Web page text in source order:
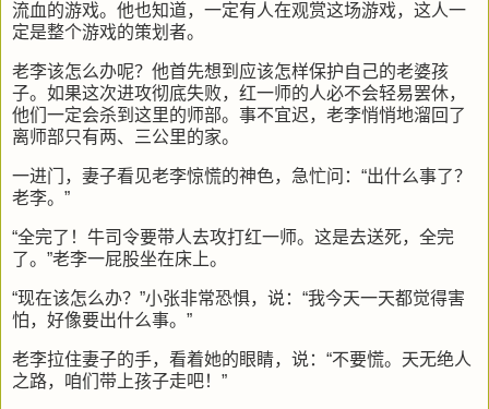
流血的游戏。他也知道，一定有人在观赏这场游戏，这人一
定是整个游戏的策划者。
老李该怎么办呢？他首先想到应该怎样保护自己的老婆孩
子。如果这次进攻彻底失败，红一师的人必不会轻易罢休，
他们一定会杀到这里的师部。事不宜迟，老李悄悄地溜回了
离师部只有两、三公里的家。
一进门，妻子看见老李惊慌的神色，急忙问：“出什么事了？
老李。”
“全完了！牛司令要带人去攻打红一师。这是去送死，全完
了。”老李一屁股坐在床上。
“现在该怎么办？”小张非常恐惧，说：“我今天一天都觉得害
怕，好像要出什么事。”
老李拉住妻子的手，看着她的眼睛，说：“不要慌。天无绝人
之路，咱们带上孩子走吧！”